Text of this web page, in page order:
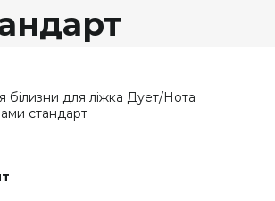
для ліжка Дует/Нота
стандарт